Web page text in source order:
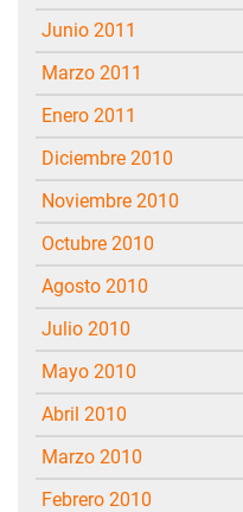
junio 2011
marzo 2011
enero 2011
diciembre 2010
noviembre 2010
octubre 2010
agosto 2010
julio 2010
mayo 2010
abril 2010
marzo 2010
febrero 2010